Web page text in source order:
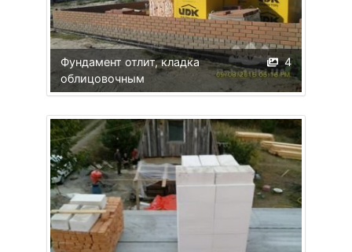
4
Фундамент отлит, кладка
облицовочным